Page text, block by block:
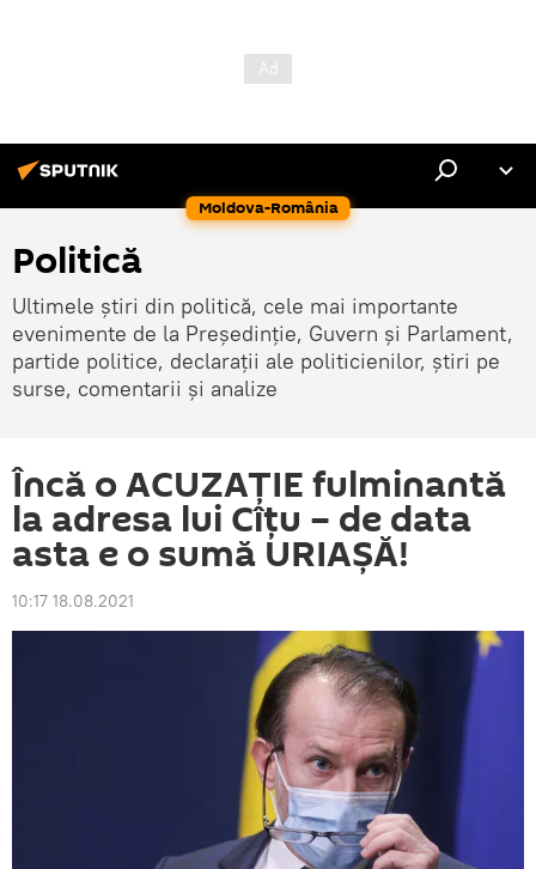
Moldova-România
Politică
Ultimele știri din politică, cele mai importante
evenimente de la Președinție, Guvern și Parlament,
partide politice, declarații ale politicienilor, știri pe
surse, comentarii și analize
Încă o ACUZAȚIE fulminantă
la adresa lui Cîțu – de data
asta e o sumă URIAȘĂ!
10:17 18.08.2021